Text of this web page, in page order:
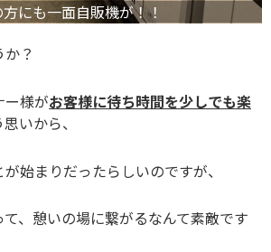
にも一面自販機が！！
？
ー様がお客様に待ち時間を少しでも楽
いから、
始まりだったらしいのですが、
、憩いの場に繋がるなんて素敵です